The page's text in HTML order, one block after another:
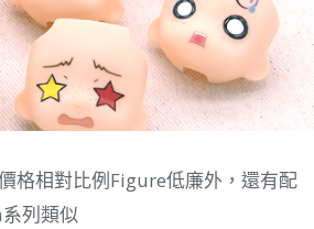
格相對比例Figure低廉外，還有配
列類似